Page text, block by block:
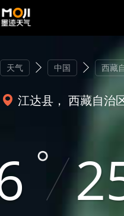
天气 中国 西藏
江达县， 西藏自治